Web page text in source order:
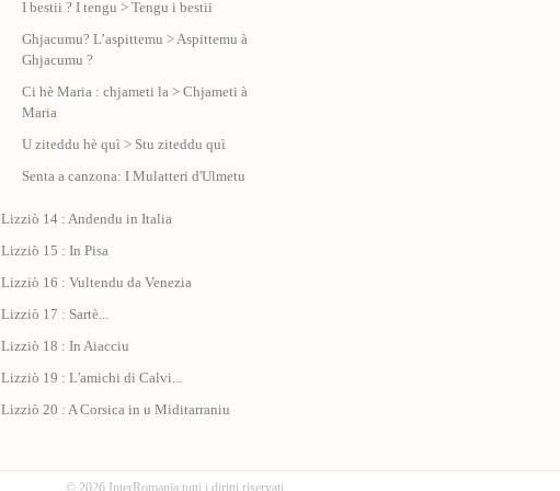
I bestii ? I tengu > Tengu i bestii
Ghjacumu? L’aspittemu > Aspittemu à
Ghjacumu ?
Ci hè Maria : chjameti la > Chjameti à
Maria
U ziteddu hè quì > Stu ziteddu quì
Senta a canzona: I Mulatteri d'Ulmetu
Lizziò 14 : Andendu in Italia
Lizziò 15 : In Pisa
Lizziò 16 : Vultendu da Venezia
Lizziò 17 : Sartè...
Lizziò 18 : In Aiacciu
Lizziò 19 : L'amichi di Calvi...
Lizziò 20 : A Corsica in u Miditarraniu
© 2026 InterRomania tutti i diritti riservati